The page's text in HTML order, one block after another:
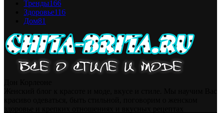
Тренды166
Здоровье116
Дом81